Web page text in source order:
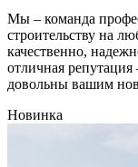
Мы – команда
строительству на
качественно,
отличная репутация
довольны вашим
Новинка